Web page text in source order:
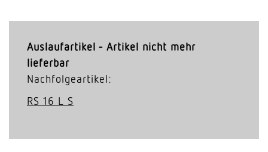
Auslaufartikel - Artikel nicht mehr
lieferbar
Nachfolgeartikel:
RS 16 L S